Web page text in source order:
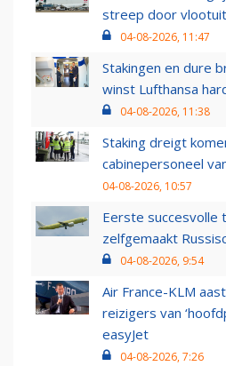
streep door
04-08-2026, 11:47
Stakingen en dure
winst Lufthansa
04-08-2026, 11:38
Staking dreigt
cabinepersoneel
04-08-2026, 10:57
Eerste succesvolle
zelfgemaakt
04-08-2026, 9:54
Air France-KLM
reizigers van
easyJet
04-08-2026, 7:26